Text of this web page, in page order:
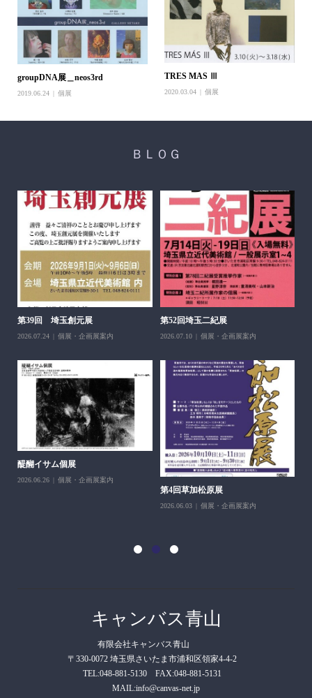
groupDNA展＿neos3rd
2019.06.24 個展
TRES MAS Ⅲ
2020.03.04 個展
ＢＬＯＧ
第39回 埼玉創元展
2026.07.24 個展・企画展案内
第52回埼玉二紀展
2026.07.10 個展・企画展案内
醍醐イサム個展
2026.06.26 個展・企画展案内
第4回草加松原展
2026.06.03 個展・企画展案内
キャンバス青山
有限会社キャンバス青山
〒330-0072 埼玉県さいたま市浦和区領家4-4-2
TEL:048-881-5130 FAX:048-881-5131
MAIL:info@canvas-net.jp